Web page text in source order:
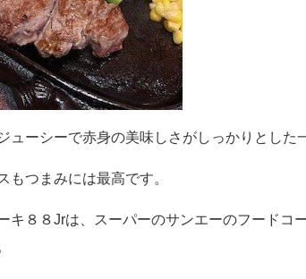
ューシーで赤身の美味しさがしっかりとした
もつまみには最高です。
キ８８Jrは、スーパーのサンエーのフードコ